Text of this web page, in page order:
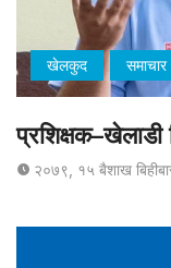
खेलकुद समाचार
प्रशिक्षक–खेलाडी
२०७९, १५ बैशाख